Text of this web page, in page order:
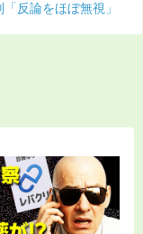
反論をほぼ無視」